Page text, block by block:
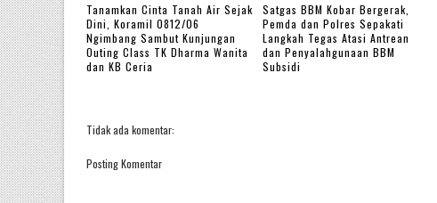
Tanamkan Cinta Tanah Air Sejak
Dini, Koramil 0812/06
Ngimbang Sambut Kunjungan
Outing Class TK Dharma Wanita
dan KB Ceria
Satgas BBM Kobar Bergerak,
Pemda dan Polres Sepakati
Langkah Tegas Atasi Antrean
dan Penyalahgunaan BBM
Subsidi
Tidak ada komentar:
Posting Komentar